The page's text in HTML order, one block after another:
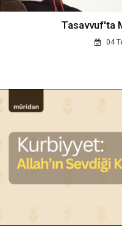
Tasavvuf'ta
04